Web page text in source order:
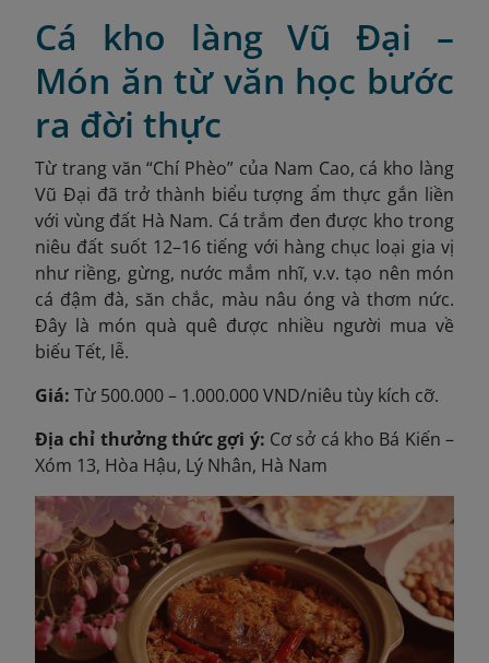
Cá kho làng Vũ Đại –
Món ăn từ văn học bước
ra đời thực
Từ trang văn “Chí Phèo” của Nam Cao, cá kho làng
Vũ Đại đã trở thành biểu tượng ẩm thực gắn liền
với vùng đất Hà Nam. Cá trắm đen được kho trong
niêu đất suốt 12–16 tiếng với hàng chục loại gia vị
như riềng, gừng, nước mắm nhĩ, v.v. tạo nên món
cá đậm đà, săn chắc, màu nâu óng và thơm nức.
Đây là món quà quê được nhiều người mua về
biếu Tết, lễ.
Giá: Từ 500.000 – 1.000.000 VND/niêu tùy kích cỡ.
Địa chỉ thưởng thức gợi ý: Cơ sở cá kho Bá Kiến –
Xóm 13, Hòa Hậu, Lý Nhân, Hà Nam